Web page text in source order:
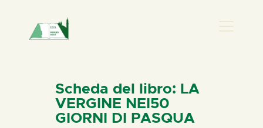
HOME
CHI SIAMO
NEWS
Scheda del libro: LA
VERGINE NEI50
GIORNI DI PASQUA